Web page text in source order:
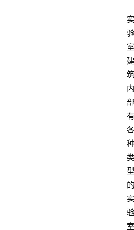
实
验
室
建
筑
内
部
有
各
种
类
型
的
实
验
室